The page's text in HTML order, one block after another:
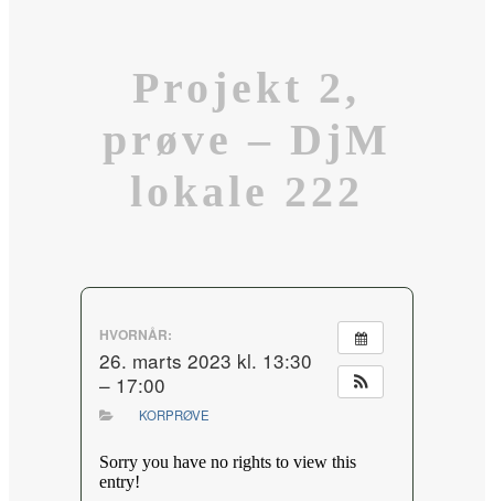
Projekt 2,
prøve – DjM
lokale 222
HVORNÅR:
26. marts 2023 kl. 13:30
– 17:00
KORPRØVE
Sorry you have no rights to view this
entry!